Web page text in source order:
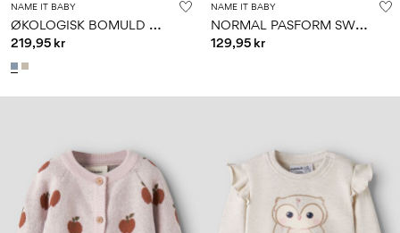
NAME IT BABY
Ø
KOLOGISK BOMULD CARDIGAN
219,95 kr
NAME IT BABY
N
ORMAL PASFORM SWEATSHIRT
129,95 kr